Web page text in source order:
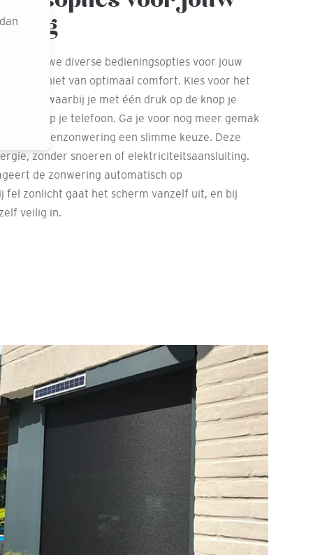
bieden we diverse bedieningsopties voor jouw
altijd geniet van optimaal comfort. Kies voor het
waarbij je met één druk op de knop je
app op je telefoon. Ga je voor nog meer gemak
solar buitenzonwering een slimme keuze. Deze
zonder snoeren of elektriciteitsaansluiting.
de zonwering automatisch op
fel zonlicht gaat het scherm vanzelf uit, en bij
veilig in.